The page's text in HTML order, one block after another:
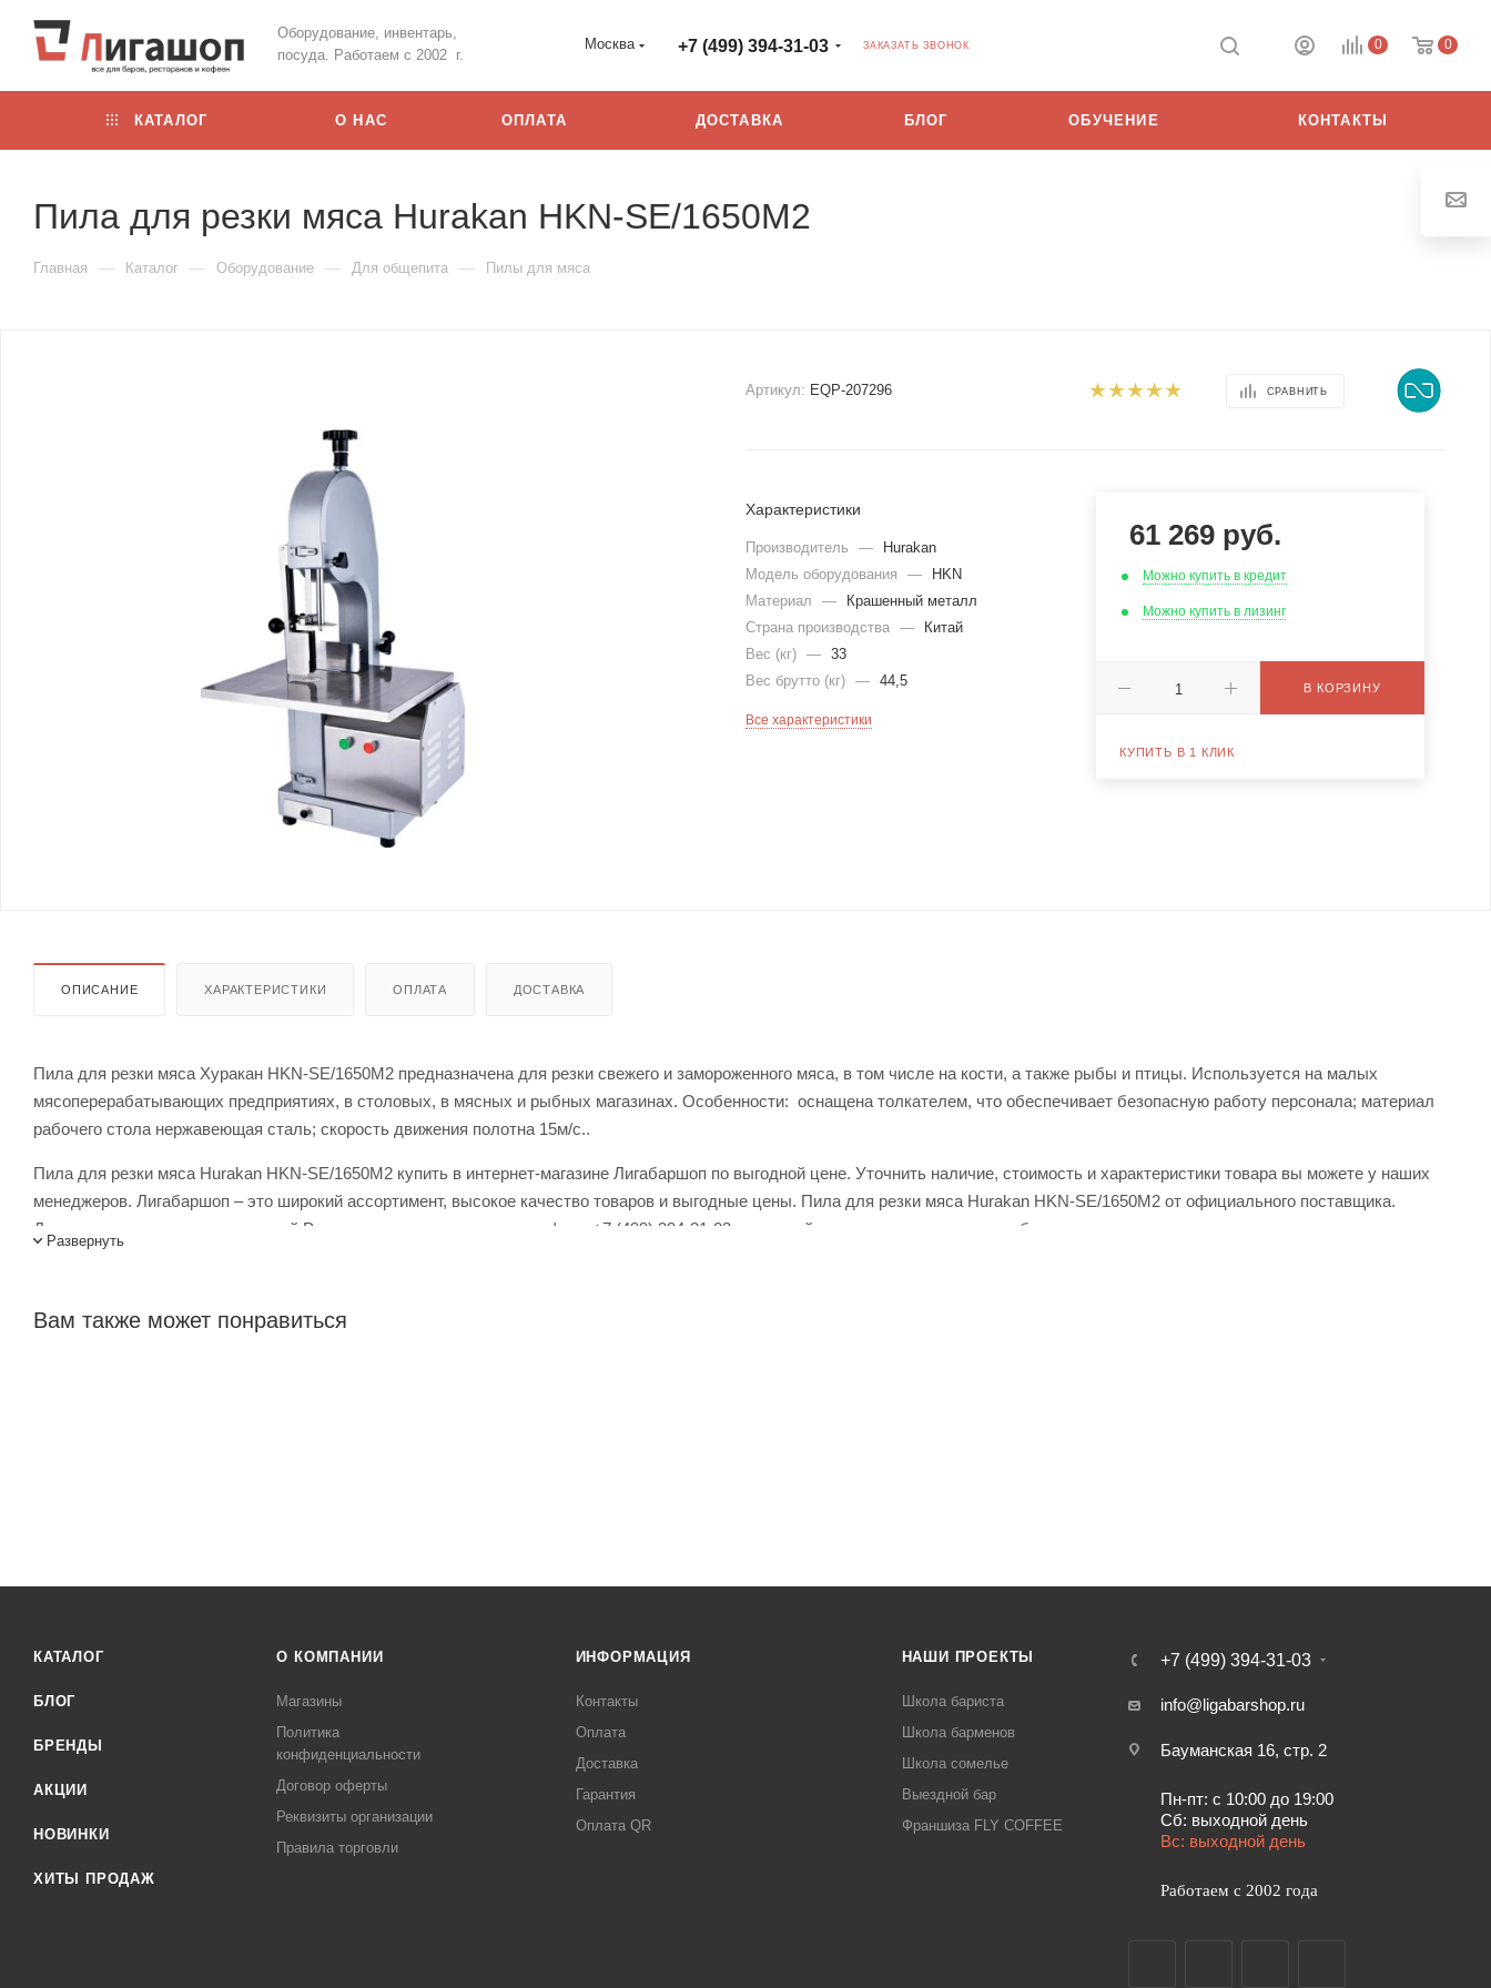
Оборудование, инвентарь,
посуда. Работаем с 2002 г.
Москва +7 (499) 394-31-03 ЗАКАЗАТЬ ЗВОНОК 0 0
КАТАЛОГ О НАС ОПЛАТА ДОСТАВКА БЛОГ ОБУЧЕНИЕ КОНТАКТЫ
Пила для резки мяса Hurakan HKN-SE/1650M2
Главная — Каталог — Оборудование — Для общепита — Пилы для мяса
Артикул: EQP-207296 СРАВНИТЬ
Характеристики
Производитель —
Hurakan
Модель оборудования
—
HKN
Материал
—
Крашенный металл
Страна производства —
Китай
Вес (кг) — 33
Вес брутто (кг) — 44,5
Все характеристики
61 269 руб.
Можно купить в кредит
Можно купить в лизинг
В КОРЗИНУ
КУПИТЬ В 1 КЛИК
ОПИСАНИЕ ХАРАКТЕРИСТИКИ ОПЛАТА ДОСТАВКА
Пила для резки мяса Хуракан HKN-SE/1650M2 предназначена для резки свежего и замороженного мяса, в том числе на кости, а также рыбы и птицы. Используется на малых
мясоперерабатывающих предприятиях, в столовых, в мясных и рыбных магазинах. Особенности: оснащена толкателем, что обеспечивает безопасную работу персонала; материал
рабочего стола нержавеющая сталь; скорость движения полотна 15м/с..
Пила для резки мяса Hurakan HKN-SE/1650M2 купить в интернет-магазине Лигабаршоп по выгодной цене. Уточнить наличие, стоимость и характеристики товара вы можете у наших
менеджеров. Лигабаршоп – это широкий ассортимент, высокое качество товаров и выгодные цены. Пила для резки мяса Hurakan HKN-SE/1650M2 от официального поставщика.
Доставка осуществляется по всей России, заказать можно по телефону +7 (499) 394-31-03 или онлайн через корзину личного кабинета.
Развернуть
Вам также может понравиться
КАТАЛОГ
БЛОГ
БРЕНДЫ
АКЦИИ
НОВИНКИ
ХИТЫ ПРОДАЖ
О КОМПАНИИ
Магазины
Политика
конфиденциальности
Договор оферты
Реквизиты организации
Правила торговли
ИНФОРМАЦИЯ
Контакты
Оплата
Доставка
Гарантия
Оплата QR
НАШИ ПРОЕКТЫ
Школа бариста
Школа барменов
Школа сомелье
Выездной бар
Франшиза FLY COFFEE
+7 (499) 394-31-03
info@ligabarshop.ru
Бауманская 16, стр. 2
Пн-пт: с 10:00 до 19:00
Сб: выходной день
Вс: выходной день
Работаем с 2002 года